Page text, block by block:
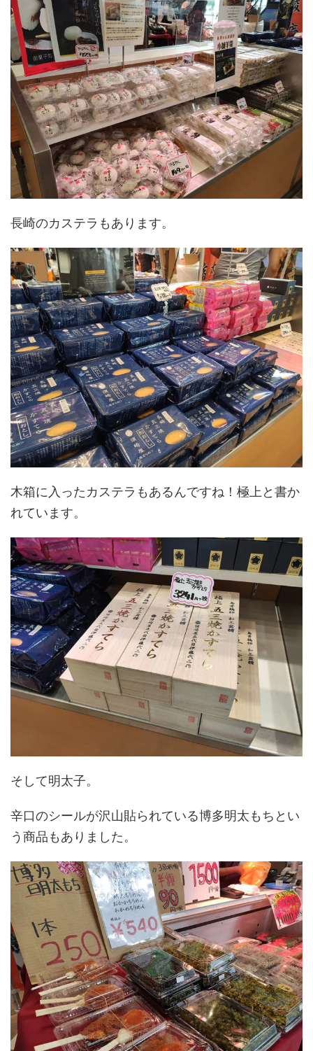
長崎のカステラもあります。
木箱に入ったカステラもあるんですね！極上と書か
れています。
そして明太子。
辛口のシールが沢山貼られている博多明太もちとい
う商品もありました。